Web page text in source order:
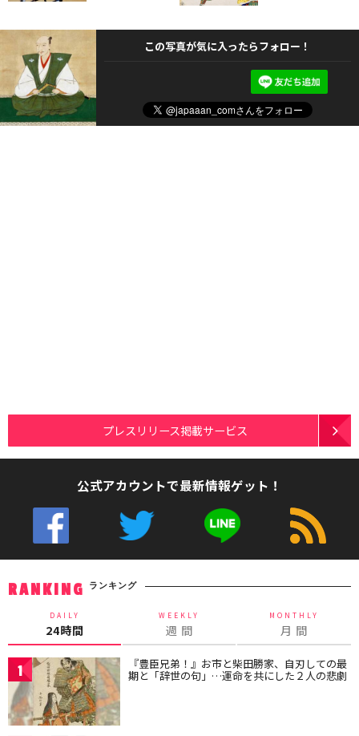
この写真が気に入ったらフォロー！
プレスリリース掲載サービス
公式アカウントで最新情報ゲット！
RANKING ランキング
DAILY
24時間
WEEKLY
週 間
MONTHLY
月 間
1 『豊臣兄弟！』お市と柴田勝家、自刃しての最
期と「辞世の句」…運命を共にした２人の悲劇